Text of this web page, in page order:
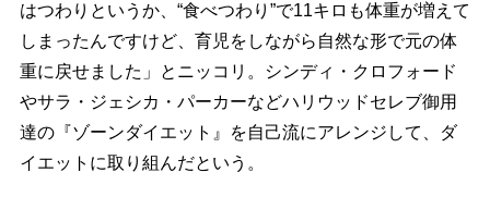
はつわりというか、“食べつわり”で11キロも体重が増えて
しまったんですけど、育児をしながら自然な形で元の体
重に戻せました」とニッコリ。シンディ・クロフォード
サラ・ジェシカ・パーカーなどハリウッドセレブ御用
達の『ゾーンダイエット』を自己流にアレンジして、ダ
イエットに取り組んだという。